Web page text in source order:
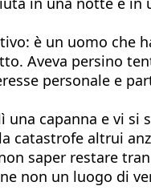
è un uomo che
Aveva persino
personale e
capanna e vi si
catastrofe altrui
saper restare
non un luogo di